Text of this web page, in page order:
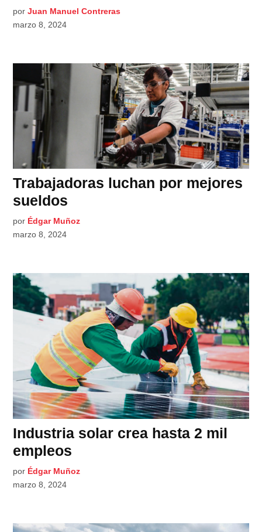
por Juan Manuel Contreras
marzo 8, 2024
Trabajadoras luchan por mejores
sueldos
por Édgar Muñoz
marzo 8, 2024
Industria solar crea hasta 2 mil
empleos
por Édgar Muñoz
marzo 8, 2024